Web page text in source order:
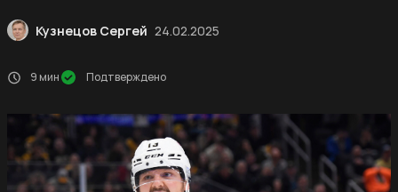
Кузнецов Сергей 24.02.2025
9 мин Подтверждено